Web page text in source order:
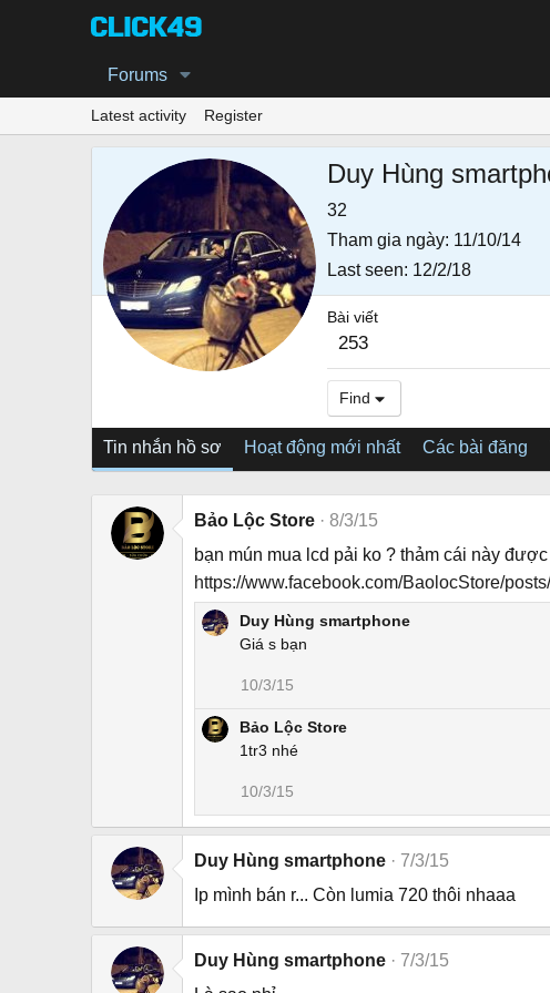
Forums
Latest activity Register
Duy Hùng
32
Tham gia ngày 11/10/14
Last seen 12/2/18
Bài viết
253
Find
Tin nhắn hồ sơ Hoạt động mới nhất Các bài đăng
Bảo Lộc Store
8/3/15
bạn mún mua lcd pải ko ? thảm cái này
https://www.facebook.com/BaolocStore/
Duy Hùng smartphone
Giá s bạn
10/3/15
Bảo Lộc Store
1tr3 nhé
10/3/15
Duy Hùng smartphone
7/3/15
Ip mình bán r... Còn lumia 720 thôi nhaaa
Duy Hùng smartphone
7/3/15